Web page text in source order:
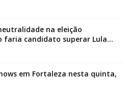
na eleição
faria candidato superar Lula...
em Fortaleza nesta quinta,